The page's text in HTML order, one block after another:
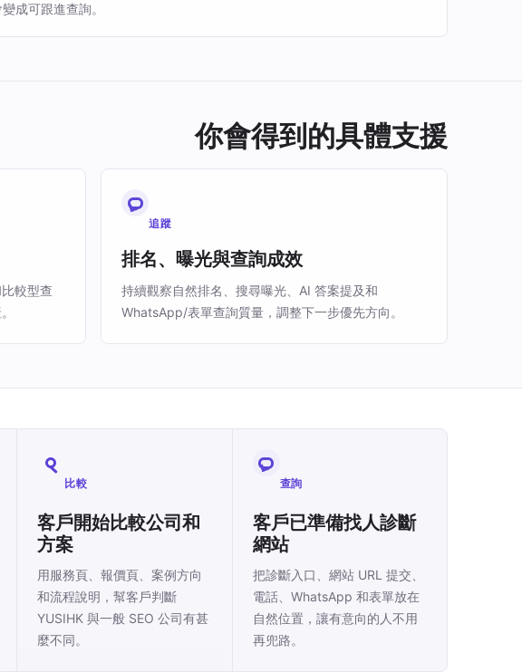
成可跟進查詢。
你會得到的具體支援
較型查
追蹤
排名、曝光與查詢成效
持續觀察自然排名、搜尋曝光、AI 答案提及和
WhatsApp/表單查詢質量，調整下一步優先方向。
比較
客戶開始比較公司和
方案
用服務頁、報價頁、案例方向
和流程說明，幫客戶判斷
YUSIHK 與一般 SEO 公司有甚
麼不同。
查詢
客戶已準備找人診斷
網站
把診斷入口、網站 URL 提交、
電話、WhatsApp 和表單放在
自然位置，讓有意向的人不用
再兜路。